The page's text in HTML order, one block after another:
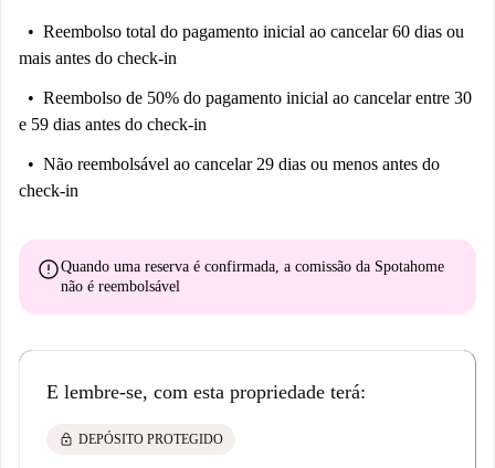
Reembolso total do pagamento inicial ao cancelar 60 dias ou
mais antes do check-in
Reembolso de 50% do pagamento inicial ao cancelar entre 30
e 59 dias antes do check-in
Não reembolsável ao cancelar 29 dias ou menos antes do
check-in
errorQuando uma reserva é confirmada, a comissão da Spotahome
não é reembolsável
E lembre-se, com esta propriedade terá:
lock DEPÓSITO PROTEGIDO